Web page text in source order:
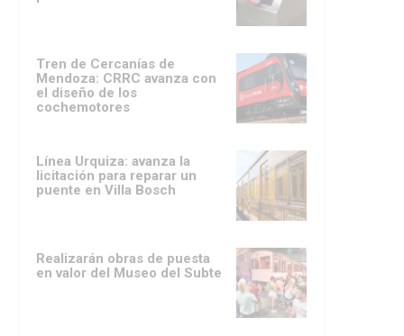
Tren de Cercanías de
Mendoza: CRRC avanza con
el diseño de los
cochemotores
Línea Urquiza: avanza la
licitación para reparar un
puente en Villa Bosch
Realizarán obras de puesta
en valor del Museo del Subte